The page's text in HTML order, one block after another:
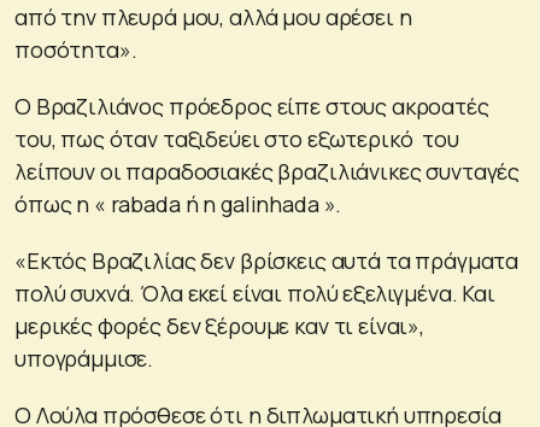
από την πλευρά μου, αλλά μου αρέσει η
ποσότητα».
Ο Βραζιλιάνος πρόεδρος είπε στους ακροατές
του, πως όταν ταξιδεύει στο εξωτερικό του
λείπουν οι παραδοσιακές βραζιλιάνικες συνταγές
όπως η « rabada ή η galinhada ».
«Εκτός Βραζιλίας δεν βρίσκεις αυτά τα πράγματα
πολύ συχνά. Όλα εκεί είναι πολύ εξελιγμένα. Και
μερικές φορές δεν ξέρουμε καν τι είναι»,
υπογράμμισε.
Ο Λούλα πρόσθεσε ότι η διπλωματική υπηρεσία